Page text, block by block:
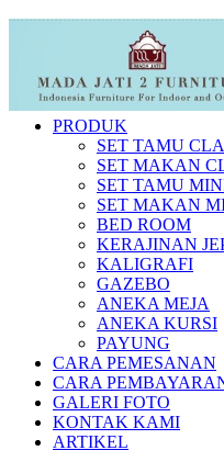
PRODUK
SET TAMU
SET MAKAN
SET TAMU
SET MAKAN
BED ROOM
KERAJINAN
KALIGRAFI
GAZEBO
ANEKA MEJA
ANEKA KURSI
PAYUNG
CARA PEMESANAN
CARA
GALERI FOTO
KONTAK KAMI
ARTIKEL